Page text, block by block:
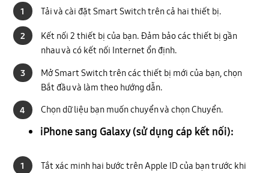
1
Tải và cài đặt Smart Switch trên cả hai thiết bị.
2
Kết nối 2 thiết bị của bạn. Đảm bảo các thiết bị gần
nhau và có kết nối Internet ổn định.
3
Mở Smart Switch trên các thiết bị mới của bạn, chọn
Bắt đầu và làm theo hướng dẫn.
4
Chọn dữ liệu bạn muốn chuyển và chọn Chuyển.
iPhone sang Galaxy (sử dụng cáp kết nối):
1
Tắt xác minh hai bước trên Apple ID của bạn trước khi